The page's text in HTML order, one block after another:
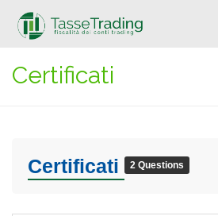
Certificati
Certificati 2 Questions